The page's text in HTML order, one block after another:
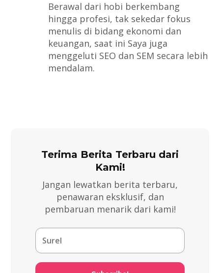
Berawal dari hobi berkembang
hingga profesi, tak sekedar fokus
menulis di bidang ekonomi dan
keuangan, saat ini Saya juga
menggeluti SEO dan SEM secara lebih
mendalam.
Terima Berita Terbaru dari
Kami!
Jangan lewatkan berita terbaru,
penawaran eksklusif, dan
pembaruan menarik dari kami!